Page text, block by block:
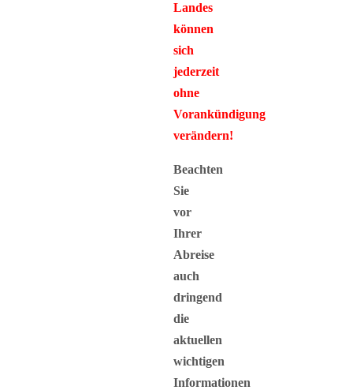
Landes
können
sich
jederzeit
ohne
Vorankündigung
verändern!
Beachten
Sie
vor
Ihrer
Abreise
auch
dringend
die
aktuellen
wichtigen
Informationen